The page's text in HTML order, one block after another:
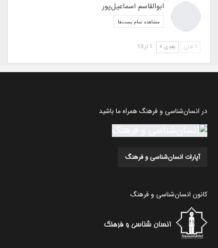
ابوالقاسم اسماعیل‌پور
مشاهده تمام پست‌ها
قبلی بعدی
در انسان‌شناسی و فرهنگ همراه ما باشید
آپارات انسان‌شناسی و فرهنگ
کانون انسان‌شناسی و فرهنگ